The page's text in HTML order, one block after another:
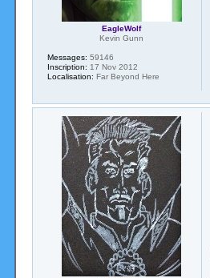
EagleWolf
Kevin Gunn
Messages: 59146
Inscription: 17 Nov 2012
Localisation: Far Beyond Here